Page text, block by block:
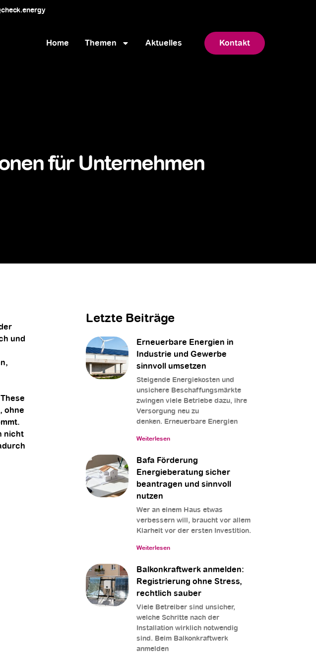
Home Themen Aktuelles Kontakt
für Unternehmen
und
ohne
nicht
Letzte Beiträge
Erneuerbare Energien in
Industrie und Gewerbe
sinnvoll umsetzen
Steigende Energiekosten und
unsichere Beschaffungsmärkte
zwingen viele Betriebe dazu, ihre
Versorgung neu zu
denken. Erneuerbare Energien
Weiterlesen
Bafa Förderung
Energieberatung sicher
beantragen und sinnvoll
nutzen
Wer an einem Haus etwas
verbessern will, braucht vor allem
Klarheit vor der ersten Investition.
Weiterlesen
Balkonkraftwerk anmelden:
Registrierung ohne Stress,
rechtlich sauber
Viele Betreiber sind unsicher,
welche Schritte nach der
Installation wirklich notwendig
sind. Beim Balkonkraftwerk
anmelden